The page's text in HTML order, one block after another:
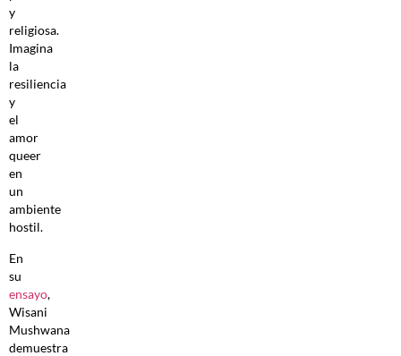
y
religiosa.
Imagina
la
resiliencia
y
el
amor
queer
en
un
ambiente
hostil.
En
su
ensayo,
Wisani
Mushwana
demuestra